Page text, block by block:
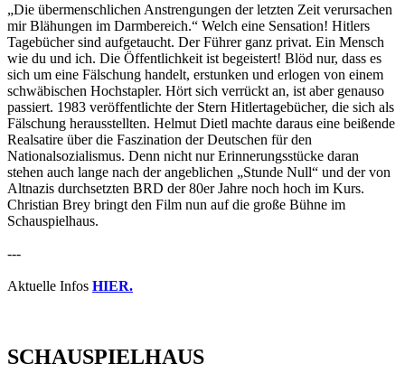
„Die übermenschlichen Anstrengungen der letzten Zeit verursachen
mir Blähungen im Darmbereich.“ Welch eine Sensation! Hitlers
Tagebücher sind aufgetaucht. Der Führer ganz privat. Ein Mensch
wie du und ich. Die Öffentlichkeit ist begeistert! Blöd nur, dass es
sich um eine Fälschung handelt, erstunken und erlogen von einem
schwäbischen Hochstapler. Hört sich verrückt an, ist aber genauso
passiert. 1983 veröffentlichte der Stern Hitlertagebücher, die sich als
Fälschung herausstellten. Helmut Dietl machte daraus eine beißende
Realsatire über die Faszination der Deutschen für den
Nationalsozialismus. Denn nicht nur Erinnerungsstücke daran
stehen auch lange nach der angeblichen „Stunde Null“ und der von
Altnazis durchsetzten BRD der 80er Jahre noch hoch im Kurs.
Christian Brey bringt den Film nun auf die große Bühne im
Schauspielhaus.
---
Aktuelle Infos HIER.
SCHAUSPIELHAUS